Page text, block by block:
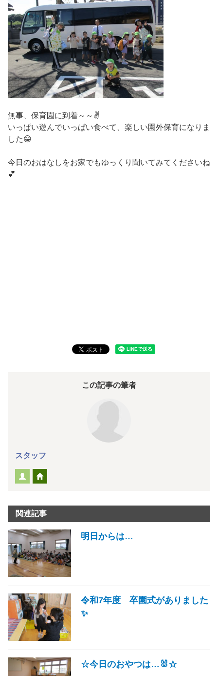
無事、保育園に到着～～✌
いっぱい遊んでいっぱい食べて、楽しい園外保育になりま
した😁
今日のおはなしをお家でもゆっくり聞いてみてくださいね
💕
この記事の筆者
スタッフ
関連記事
明日からは…
令和7年度 卒園式がありました
✨
☆今日のおやつは…🐰☆